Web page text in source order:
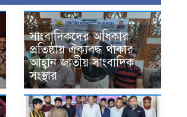
সাংবাদিকদের অধিকার
প্রতিষ্ঠায় ঐক্যবদ্ধ থাকার
আহ্বান জাতীয় সাংবাদিক
সংস্থার